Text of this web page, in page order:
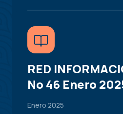
RED
No 46 Enero
Enero 2025